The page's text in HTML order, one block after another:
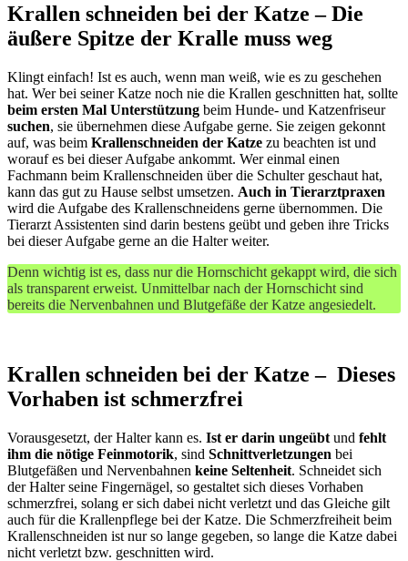
Krallen schneiden bei der Katze – Die
äußere Spitze der Kralle muss weg
Klingt einfach! Ist es auch, wenn man weiß, wie es zu geschehen
hat. Wer bei seiner Katze noch nie die Krallen geschnitten hat, sollte
beim ersten Mal Unterstützung beim Hunde- und Katzenfriseur
suchen, sie übernehmen diese Aufgabe gerne. Sie zeigen gekonnt
auf, was beim Krallenschneiden der Katze zu beachten ist und
worauf es bei dieser Aufgabe ankommt. Wer einmal einen
Fachmann beim Krallenschneiden über die Schulter geschaut hat,
kann das gut zu Hause selbst umsetzen. Auch in Tierarztpraxen
wird die Aufgabe des Krallenschneidens gerne übernommen. Die
Tierarzt Assistenten sind darin bestens geübt und geben ihre Tricks
bei dieser Aufgabe gerne an die Halter weiter.
Denn wichtig ist es, dass nur die Hornschicht gekappt wird, die sich
als transparent erweist. Unmittelbar nach der Hornschicht sind
bereits die Nervenbahnen und Blutgefäße der Katze angesiedelt.
Krallen schneiden bei der Katze – Dieses
Vorhaben ist schmerzfrei
Vorausgesetzt, der Halter kann es. Ist er darin ungeübt und fehlt
ihm die nötige Feinmotorik, sind Schnittverletzungen bei
Blutgefäßen und Nervenbahnen keine Seltenheit. Schneidet sich
der Halter seine Fingernägel, so gestaltet sich dieses Vorhaben
schmerzfrei, solang er sich dabei nicht verletzt und das Gleiche gilt
auch für die Krallenpflege bei der Katze. Die Schmerzfreiheit beim
Krallenschneiden ist nur so lange gegeben, so lange die Katze dabei
nicht verletzt bzw. geschnitten wird.